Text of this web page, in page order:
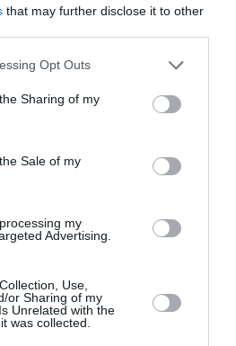
that may further disclose it to other
Opt Outs
Sharing of my
Sale of my
my
Advertising.
Use,
or Sharing of my
Unrelated with the
was collected.
UN DON
aux lecteurs !
participez
à son